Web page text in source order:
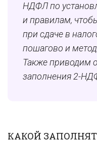
НДФЛ по
и правилам,
при сдаче в
пошагово и
Также приводим
заполнения 2-
КАКОЙ